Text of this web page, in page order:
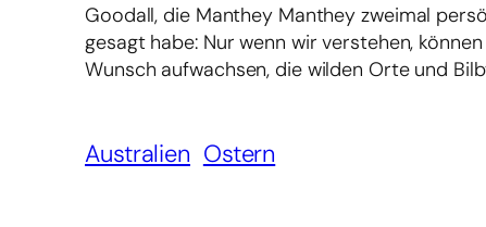
Goodall, die Manthey Manthey zweimal
gesagt habe: Nur wenn wir verstehen,
Wunsch aufwachsen, die wilden Orte und
Australien Ostern